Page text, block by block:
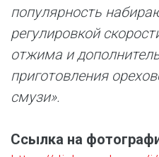
популярность
регулировкой
отжима и
приготовления
смузи».
Ссылка на